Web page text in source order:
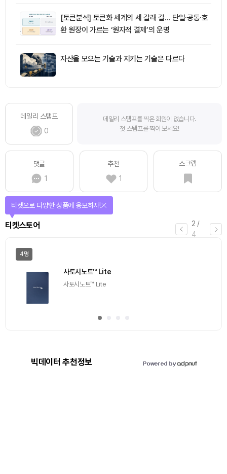
[토큰분석] 토큰화 세계의 세 갈래 길… 단일·공통·호
환 원장이 가르는 ‘원자적 결제’의 운명
자산을 모으는 기술과 지키는 기술은 다르다
데일리 스탬프
0
데일리 스탬프를 찍은 회원이 없습니다.
첫 스탬프를 찍어 보세요!
댓글
1
추천
1
스크랩
3 /
4
에어드랍
선물이 쏟아지는 에어드랍 이벤트!
일반
[Episode 12] IXO™2024 참여하고, 2억원 상당 에어
드랍 받자!
빅데이터 추천정보